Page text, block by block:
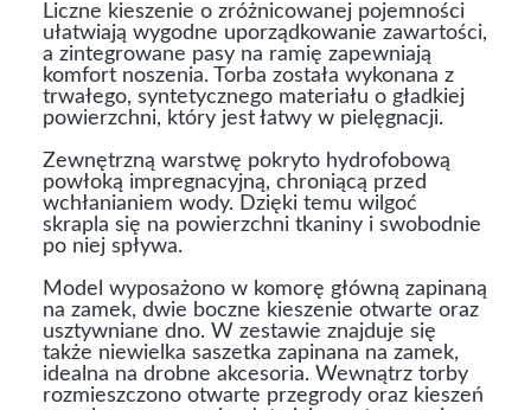
Liczne kieszenie o zróżnicowanej pojemności
ułatwiają wygodne uporządkowanie zawartości,
a zintegrowane pasy na ramię zapewniają
komfort noszenia. Torba została wykonana z
trwałego, syntetycznego materiału o gładkiej
powierzchni, który jest łatwy w pielęgnacji.
Zewnętrzną warstwę pokryto hydrofobową
powłoką impregnacyjną, chroniącą przed
wchłanianiem wody. Dzięki temu wilgoć
skrapla się na powierzchni tkaniny i swobodnie
po niej spływa.
Model wyposażono w komorę główną zapinaną
na zamek, dwie boczne kieszenie otwarte oraz
usztywniane dno. W zestawie znajduje się
także niewielka saszetka zapinana na zamek,
idealna na drobne akcesoria. Wewnątrz torby
rozmieszczono otwarte przegrody oraz kieszeń